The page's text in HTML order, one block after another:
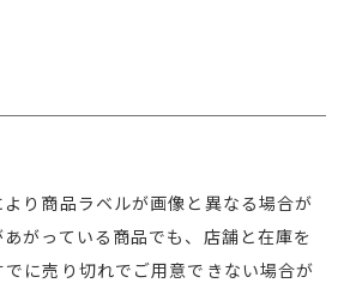
り商品ラベルが画像と異なる場合が
がっている商品でも、店舗と在庫を
に売り切れでご用意できない場合が